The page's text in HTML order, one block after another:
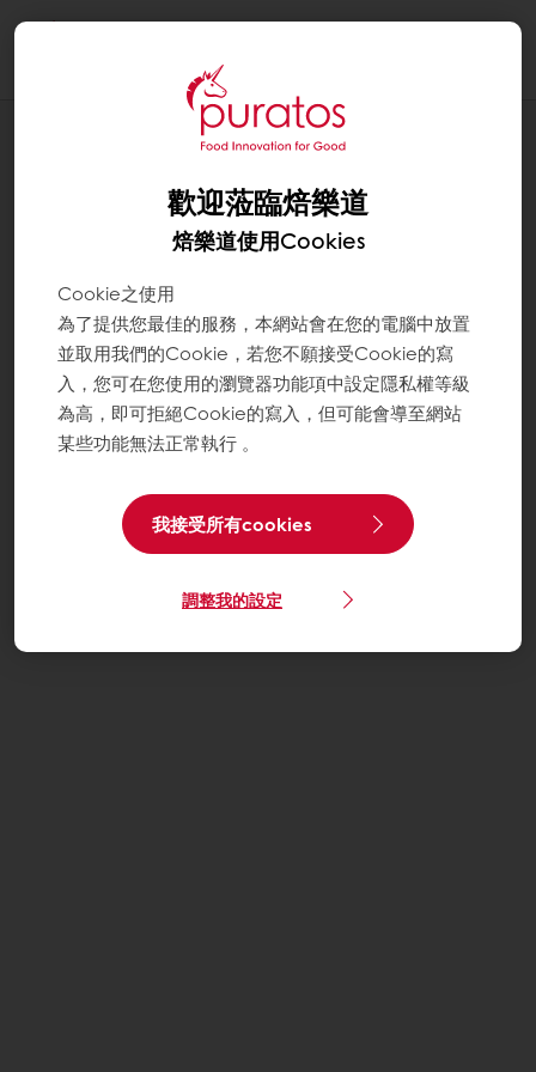
應用配方
超愛餡巧克力塔
歡迎蒞臨焙樂道
焙樂道使用Cookies
Cookie之使用
為了提供您最佳的服務，本網站會在您的電腦中放置
並取用我們的Cookie，若您不願接受Cookie的寫
入，您可在您使用的瀏覽器功能項中設定隱私權等級
為高，即可拒絕Cookie的寫入，但可能會導至網站
某些功能無法正常執行 。
我接受所有cookies
調整我的設定